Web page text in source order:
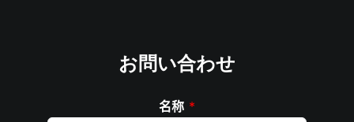
お問い合わせ
名称 *